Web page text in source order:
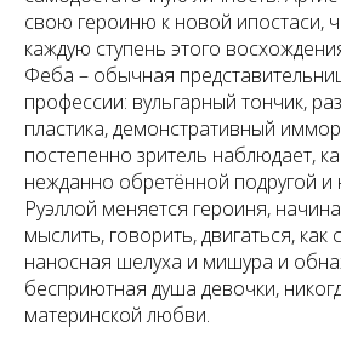
свою героиню к новой ипостаси,
каждую ступень этого
Феба – обычная
профессии: вульгарный тончик,
пластика, демонстративный
постепенно зритель наблюдает,
нежданно обретённой подругой и
Руэллой меняется героиня,
мыслить, говорить, двигаться, как
наносная шелуха и мишура и
бесприютная душа девочки,
материнской любви.